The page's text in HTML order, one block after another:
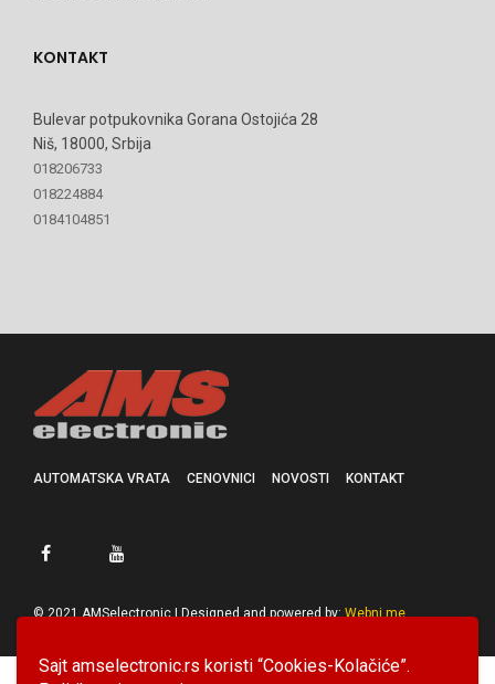
Sajt amselectronic.rs koristi “Cookies-Kolačiće”.
KONTAKT
Bulevar potpukovnika Gorana Ostojića 28
Niš, 18000, Srbija
018206733
018224884
0184104851
AUTOMATSKA VRATA CENOVNICI NOVOSTI KONTAKT
© 2021 AMSelectronic | Designed and powered by:Webni.me